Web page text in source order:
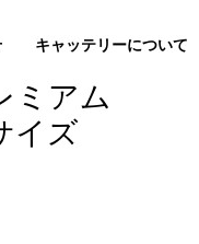
キャッテリーについて
ミアム
イズ